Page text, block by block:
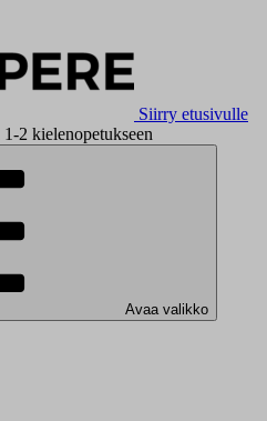
Siirry etusivulle
2 kielenopetukseen
Avaa valikko